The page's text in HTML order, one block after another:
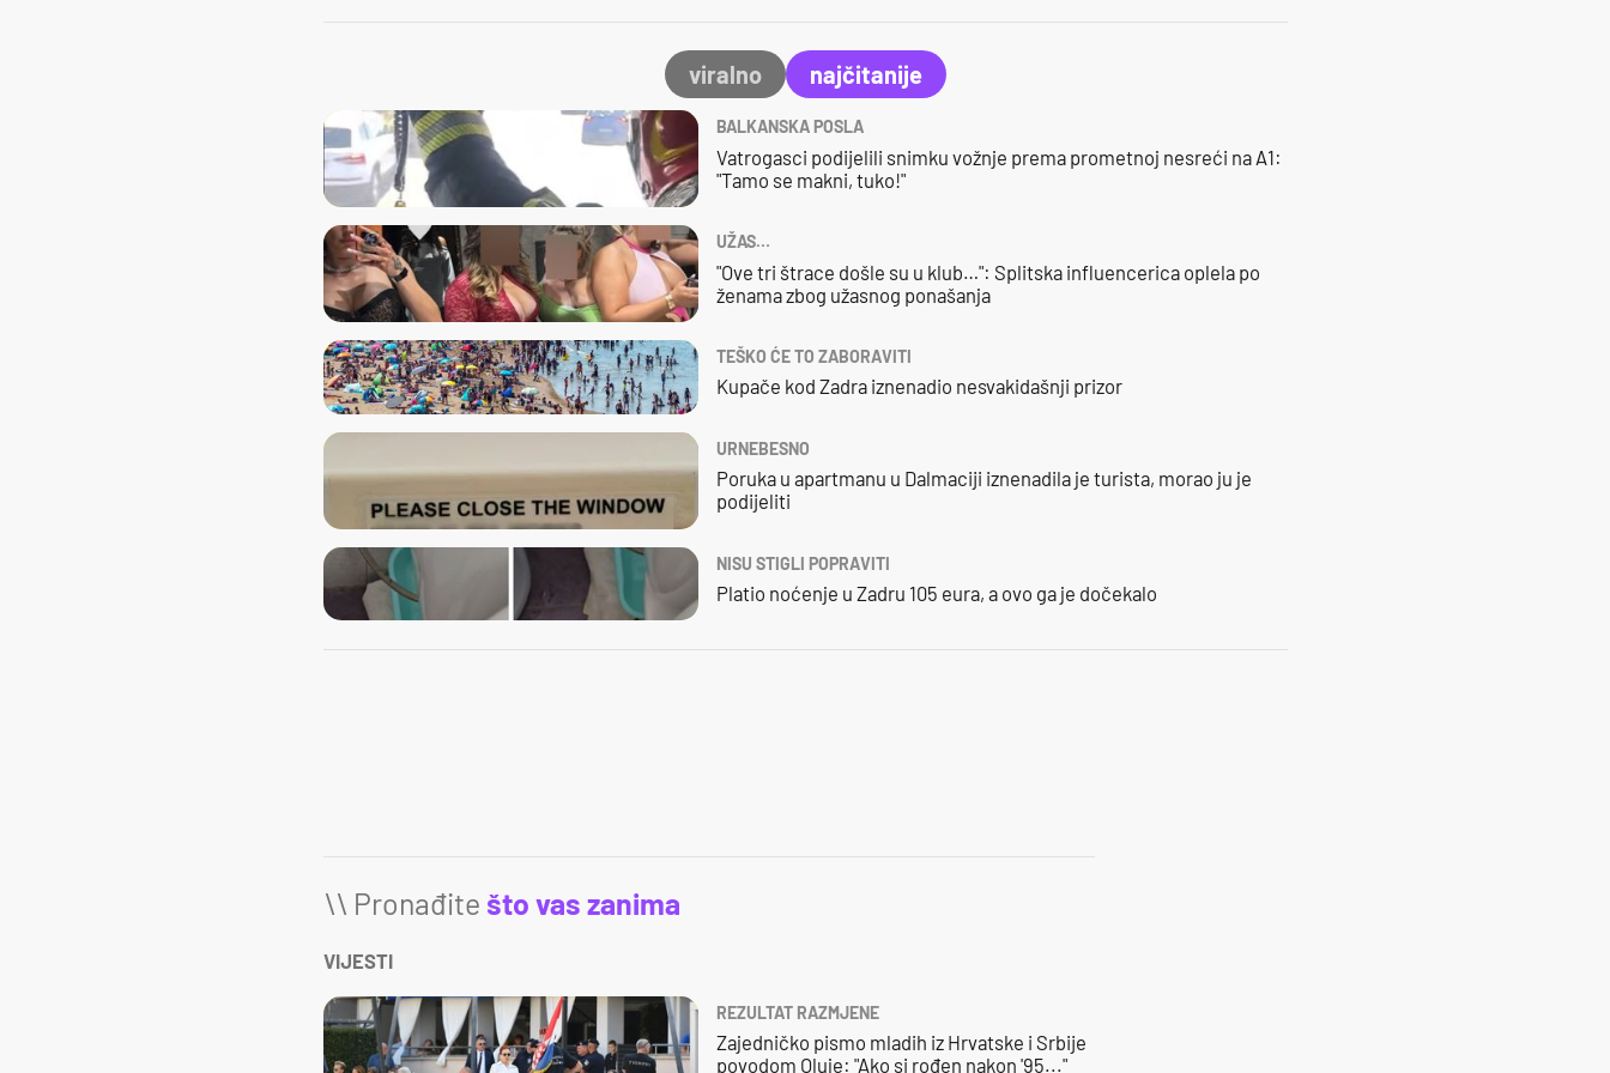
viralno najčitanije
BALKANSKA POSLA
Vatrogasci podijelili snimku vožnje prema prometnoj nesreći na A1:
"Tamo se makni, tuko!"
UŽAS…
"Ove tri štrace došle su u klub…": Splitska influencerica oplela po
ženama zbog užasnog ponašanja
TEŠKO ĆE TO ZABORAVITI
Kupače kod Zadra iznenadio nesvakidašnji prizor
URNEBESNO
Poruka u apartmanu u Dalmaciji iznenadila je turista, morao ju je
podijeliti
NISU STIGLI POPRAVITI
Platio noćenje u Zadru 105 eura, a ovo ga je dočekalo
\\ Pronađite što vas zanima
VIJESTI
REZULTAT RAZMJENE
Zajedničko pismo mladih iz Hrvatske i Srbije
povodom Oluje: "Ako si rođen nakon '95..."